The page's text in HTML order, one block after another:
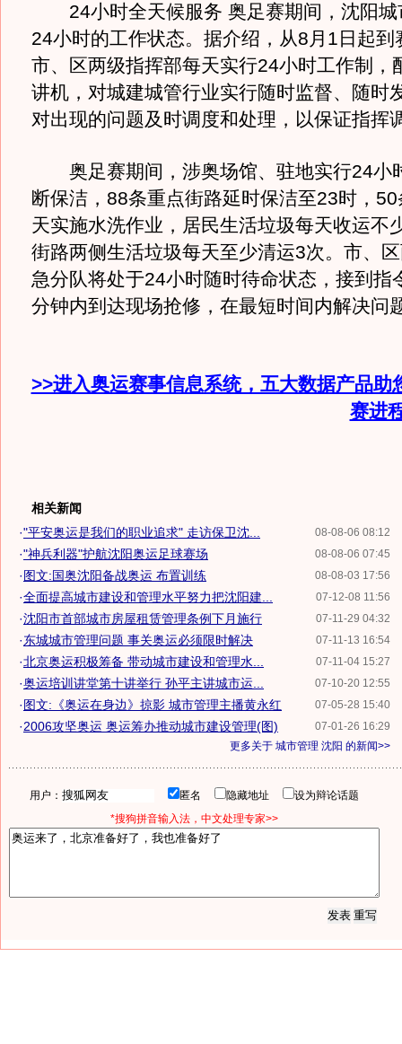
24小时全天候服务 奥足赛期间，沈阳城
24小时的工作状态。据介绍，从8月1日起到
市、区两级指挥部每天实行24小时工作制，
讲机，对城建城管行业实行随时监督、随时
对出现的问题及时调度和处理，以保证指挥
奥足赛期间，涉奥场馆、驻地实行24小
断保洁，88条重点街路延时保洁至23时，
天实施水洗作业，居民生活垃圾每天收运不
街路两侧生活垃圾每天至少清运3次。市、
急分队将处于24小时随时待命状态，接到指
分钟内到达现场抢修，在最短时间内解
>>进入奥运赛事信息系统，五大数据产品助
赛进
相关新闻
08-08-06 08:12
·"平安奥运是我们的职业追求" 走访保卫沈...
08-08-06 07:45
·"神兵利器"护航沈阳奥运足球赛场
08-08-03 17:56
·图文:国奥沈阳备战奥运 布置训练
07-12-08 11:56
·全面提高城市建设和管理水平努力把沈阳建...
07-11-29 04:32
·沈阳市首部城市房屋租赁管理条例下月施行
07-11-13 16:54
·东城城市管理问题 事关奥运必须限时解决
07-11-04 15:27
·北京奥运积极筹备 带动城市建设和管理水...
07-10-20 12:55
·奥运培训讲堂第十讲举行 孙平主讲城市运...
07-05-28 15:40
·图文:《奥运在身边》掠影 城市管理主播黄永红
07-01-26 16:29
·2006攻坚奥运 奥运筹办推动城市建设管理(图)
更多关于 城市管理 沈阳 的新闻>>
用户： 匿名 隐藏地址
设为辩论话题
*搜狗拼音输入法，中文处理专家>>